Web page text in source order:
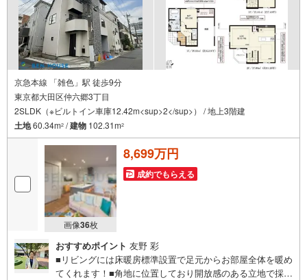
京急本線 「雑色」駅 徒歩9分
東京都大田区仲六郷3丁目
2SLDK（※ビルトイン車庫12.42m<sup>2</sup>） / 地上3階建
土地60.34m2 /建物 102.31m2
画像36枚
8,699万円
成約でもらえる
おすすめポイント 友野 彩
■リビングには床暖房標準設置で足元からお部屋全体を暖め
てくれます！■角地に位置しており開放感のある立地で採光